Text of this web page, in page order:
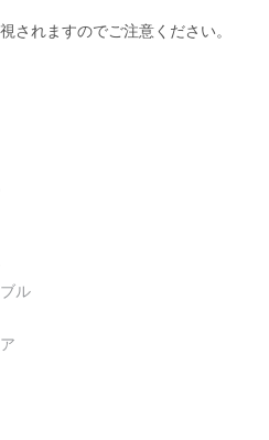
されますのでご注意ください。
ル